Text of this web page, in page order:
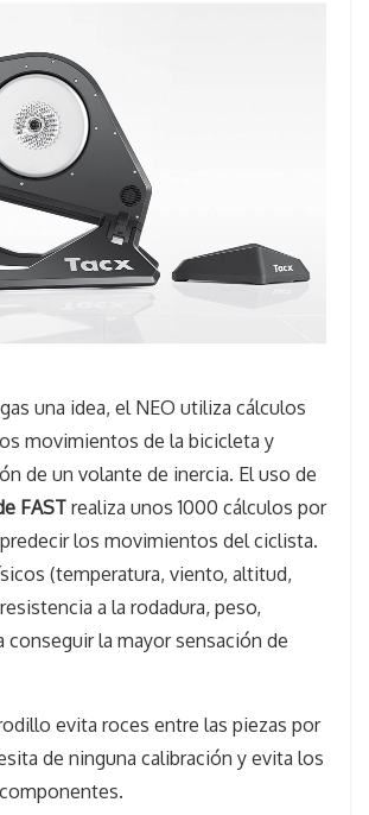
una idea, el NEO utiliza cálculos
movimientos de la bicicleta y
de un volante de inercia. El uso de
FAST realiza unos 1000 cálculos por
los movimientos del ciclista.
(temperatura, viento, altitud,
a la rodadura, peso,
conseguir la mayor sensación de
evita roces entre las piezas por
de ninguna calibración y evita los